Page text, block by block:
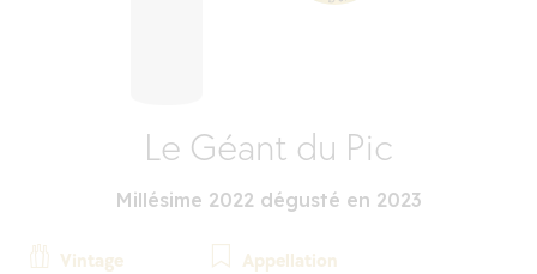
Le Géant du Pic
Millésime 2022 dégusté en 2023
Vintage Appellation